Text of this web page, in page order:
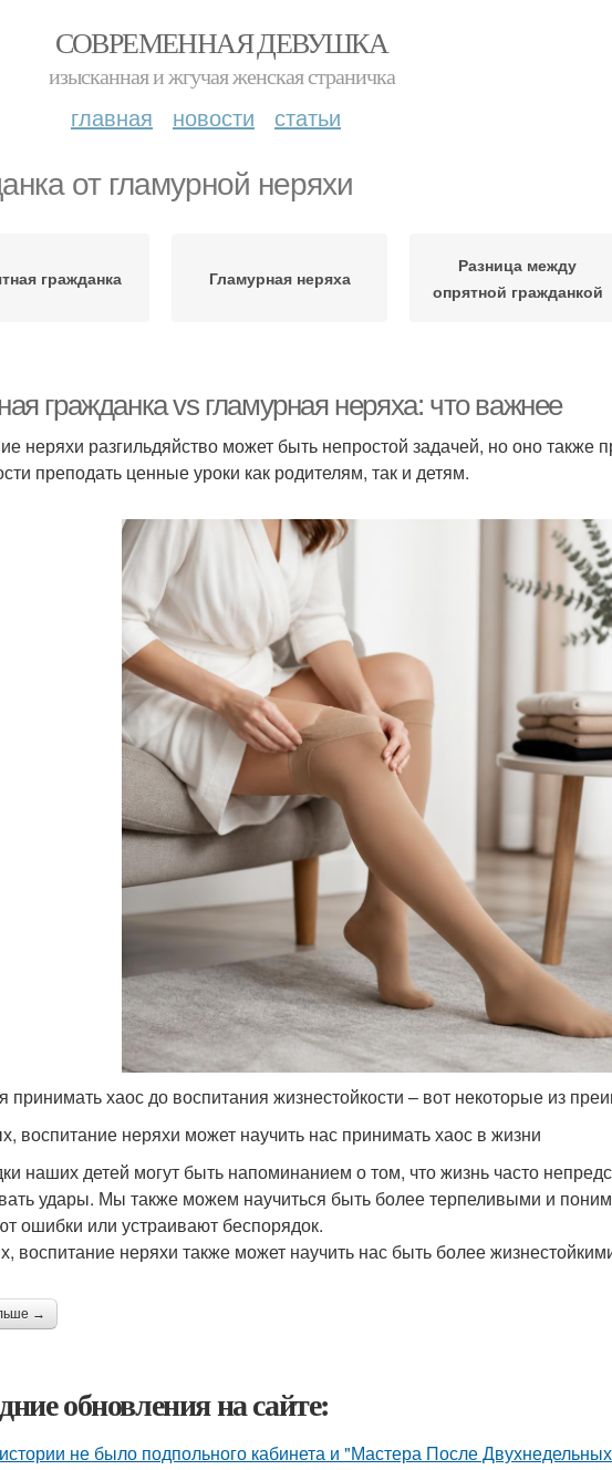
СОВРЕМЕННАЯ ДЕВУШКА
изысканная и жгучая женская страничка
главная новости статьи
от гламурной неряхи
гражданка Гламурная неряха
Разница между
опрятной гражданкой
гражданка vs гламурная неряха: что важнее
неряхи разгильдяйство может быть непростой задачей, но оно также
преподать ценные уроки как родителям, так и детям.
принимать хаос до воспитания жизнестойкости – вот некоторые из
воспитание неряхи может научить нас принимать хаос в жизни
наших детей могут быть напоминанием о том, что жизнь часто
удары. Мы также можем научиться быть более терпеливыми и
ошибки или устраивают беспорядок.
воспитание неряхи также может научить нас быть более
→
обновления на сайте:
не было подпольного кабинета и "Мастера После